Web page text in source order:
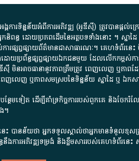
ារ​ទិន្នន័យ​អំពី​ការអភិវឌ្ឍ​​ (អូ​ឌី​ស៊ី)​ ត្រូវ​បាន​ផ្តល់​ក្រ
និពន្ធ ដោយ​ប្រភពដើម​នៃ​​អត្ថបទទាំង​នោះ​ ។​ ស្
វផ្សាយ​ព័ត៌មាន​ជា​សាធារណៈ​។​ គេហទំព័រ​នេះ​ មិ
រង​ដោយ​ប្រព័ន្ធ​ផ្សព្វផ្សាយ​ឯកជន​មួយ​ ដែល​លើ
ន​អាច​ធានា​នូវ​ភាព​ត្រឹមត្រូវ​ ពេញលេញ​ ឬ​ភាព​ដ
ពេញលេញ​ ឬ​ភាព​សម​ស្រប​នៃ​ទិន្នន័យ​ ស្នាដៃ​ ឬ​
ថែមទៀត ដើម្បីគាំទ្រកិច្ចការ​របស់ពួកគេ និងចែក
។
ះ បានន័យថា អ្នកទទួលស្គាល់ថាអ្នកមានទំនួល
ធនឹងការអភិវឌ្ឍទម្រង់ និងខ្លឹមសាររបស់គេហទំព័រ